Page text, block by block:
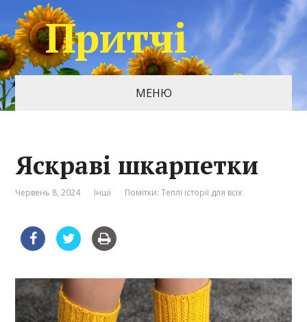
Притчі
МЕНЮ
Яскраві шкарпетки
Червень 8, 2024 Інші Помітки:Теплі історії для всіх